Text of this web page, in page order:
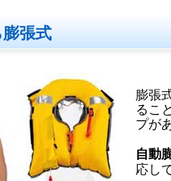
張式
膨張
るこ
プが
自動
応し